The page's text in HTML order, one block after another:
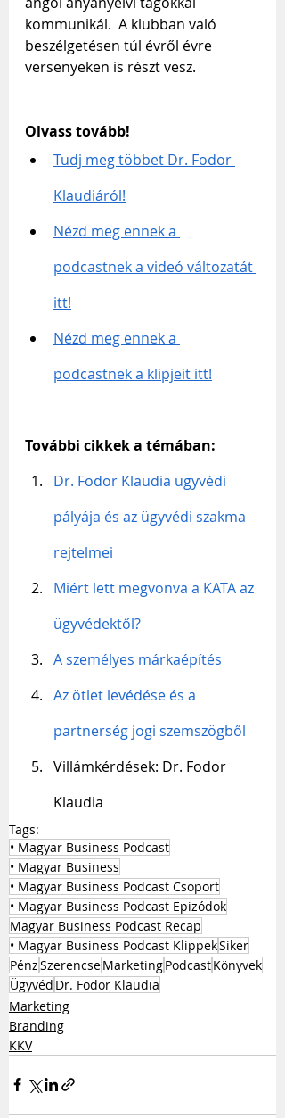
kommunikál.  A klubban való
beszélgetésen túl évről évre
versenyeken is részt vesz.
Olvass tovább!
Tudj meg többet Dr. Fodor
Klaudiáról!
Nézd meg ennek a
podcastnek a videó változatát
itt!
Nézd meg ennek a
podcastnek a klipjeit itt!
További cikkek a témában:
Dr. Fodor Klaudia ügyvédi
pályája és az ügyvédi szakma
rejtelmei
Miért lett megvonva a KATA az
ügyvédektől?
A személyes márkaépítés
Az ötlet levédése és a
partnerség jogi szemszögből
Villámkérdések: Dr. Fodor
Klaudia
Tags:
• Magyar Business Podcast
• Magyar Business
• Magyar Business Podcast Csoport
• Magyar Business Podcast Epizódok
Magyar Business Podcast Recap
• Magyar Business Podcast KlippekSiker
PénzSzerencseMarketingPodcastKönyvek
Ügyvéd Dr. Fodor Klaudia
Marketing
Branding
KKV